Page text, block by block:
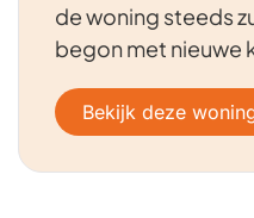
de woning steeds
begon met nieuwe
Bekijk deze